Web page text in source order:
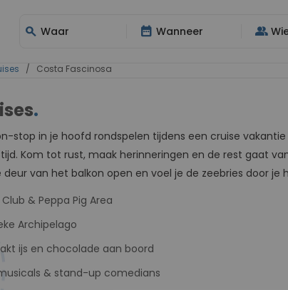
search Waar date_range Wanneer group
/ Costa Fascinosa
.
stop in je hoofd rondspelen tijdens een cruise
Kom tot rust, maak herinneringen en de rest gaat
van het balkon open en voel je de zeebries door
& Peppa Pig Area
Archipelago
ijs en chocolade aan boord
& stand-up comedians